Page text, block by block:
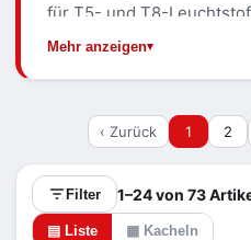
für T5- und T8-
Geräte für
Mehr anzeigen
‹ Zurück 1 2
Filter 1–24 von 73
▤ Liste ▦ Kacheln